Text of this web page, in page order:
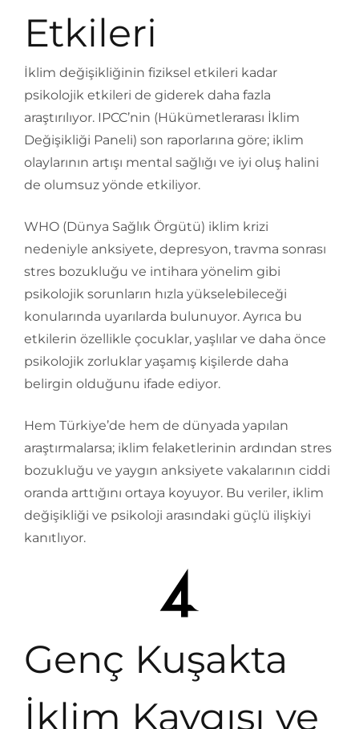
Etkileri
İklim değişikliğinin fiziksel etkileri kadar
psikolojik etkileri de giderek daha fazla
araştırılıyor. IPCC’nin (Hükümetlerarası İklim
Değişikliği Paneli) son raporlarına göre; iklim
olaylarının artışı mental sağlığı ve iyi oluş halini
de olumsuz yönde etkiliyor.
WHO (Dünya Sağlık Örgütü) iklim krizi
nedeniyle anksiyete, depresyon, travma sonrası
stres bozukluğu ve intihara yönelim gibi
psikolojik sorunların hızla yükselebileceği
konularında uyarılarda bulunuyor. Ayrıca bu
etkilerin özellikle çocuklar, yaşlılar ve daha önce
psikolojik zorluklar yaşamış kişilerde daha
belirgin olduğunu ifade ediyor.
Hem Türkiye’de hem de dünyada yapılan
araştırmalarsa; iklim felaketlerinin ardından stres
bozukluğu ve yaygın anksiyete vakalarının ciddi
oranda arttığını ortaya koyuyor. Bu veriler, iklim
değişikliği ve psikoloji arasındaki güçlü ilişkiyi
kanıtlıyor.
Genç Kuşakta
İklim Kaygısı ve